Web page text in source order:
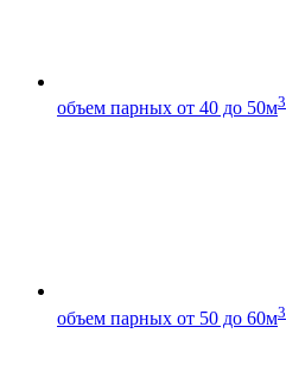
объем парных от 40 до 50м3
объем парных от 50 до 60м3